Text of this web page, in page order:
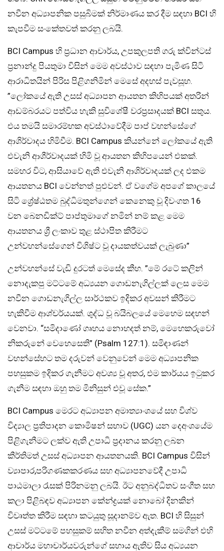
නවීන අධ්‍යාපනික පසුබිමක් නිර්මාණය කර දීම සඳහා BCI හි
කැපවීම සංකේතවත් කරනු ලබයි.
BCI Campus හි ප්‍රධාන ආචාර්ය, උපකුලපති ගරු ක්වින්ටස්
ප්‍රනාන්දු පියතුමා විසින් මෙම අවස්ථාව සඳහා පැමිණ සිටි
ආරාධිතයින් පිරිස පිළිගනිමින් මෙසේ අදහස් පැවසූහ.
”ලෝකයේ ඇති උසස් අධ්‍යාපන ආයතන කිහිපයක් අතරින්
ආඩම්බරයට පත්විය හැකි සුවිශේෂී වරප්‍රසාදයක් BCI සතුය.
එය තමයි සමාරම්භක අවස්ථාවේදීම පාප් වහන්සේගේ
ආශිර්වාදය හිමිවීම. BCI Campus කියන්නේ ලෝකයේ ඇති
එවැනි ආශීර්වාදයක් හිමි වූ ආයතන කිහිපයෙන් එකක්.
සමහර විට, ආසියාවේ ඇති එවැනි ආශිර්වාදයක් ලද එකම
ආයතනය BCI වෙන්නත් පුළුවන්. ඒ වගේම අපගේ කාලයේ
සිටි ශ්‍රේෂ්ඨතම බුද්ධිමතුන්ගෙන් කෙනෙකු වූ දිවංගත 16
වන බෙනඩික්ට් පාප්තුමාගේ නමින් නම් කළ මෙම
ආයතනය ශ්‍රී ලංකාව තුළ ස්ථාපිත කිරීමට
උන්වහන්සේගෙන් විශිෂ්ට වූ දායකත්වයක් ලැබුණා”
උන්වහන්සේ වැඩි දුරටත් මෙසේද කීහ. ”මේ රටේ කලින්
නොදැකපු මට්ටමේ අධ්‍යයන ගොඩනැගිල්ලක් ලෙස මෙම
නවීන ගොඩනැගිල්ල සාර්ථකව ඉදිකර අවසන් කිරීමට
හැකිවීම ආශ්චර්යයක්. ශුද්ධ වූ බයිබලයේ මෙහෙම සඳහන්
වෙනවා. “සමිදාණෝ ගෘහය නොහදත් නම්, මෙහෙකරුවෝ
නිකරුනේ වෙහෙසෙති” (Psalm 127:1). සමිඳාණන්
වහන්සේහට තම දරුවන් වෙනුවෙන් මෙම අධ්‍යාපනික
පහසුකම ඉදිකර ගැනීමට අවශ්‍ය වූ අතර, එම කාර්යය ඉටුකර
ගැනීම සඳහා ඔහු තම මිනිසුන් එවූ සේක.”
BCI Campus මෙරට අධ්‍යාපන අමාත්‍යාංශයේ සහ විශ්ව
විද්‍යාල ප්‍රතිපාදන කොමිෂන් සභාව (UGC) යන දෙඅංශයේම
පිළිගැනීමට ලක්ව ඇති උපාධි ප්‍රදානය කරනු ලබන
කීර්තිමත් උසස් අධ්‍යාපන ආයතනයකි. BCI Campus විසින්
ව්‍යාපාර,පරිගණකකරණය සහ අධ්‍යාපනවේදී උපාධි
පාඨමාලා රැසක් පිරිනමනු ලබයි. ඊට අනුබද්ධිතව සංගීත සහ
කලා පිළිබඳව අධ්‍යාපන කේන්ද්‍රයක් නොබෝ දිනකින්
විවෘත්ත කිරීම සඳහා කටයුතු සූදානම්ව ඇත. BCI හි සිසුන්
උසස් මට්ටමේ පහසුකම් සහිත නවීන අත්දැකීම් සමගින් එහි
ආචාර්ය මහාචාර්යවරුන්ගේ සහාය ඇතිව සිය අධ්‍යයන